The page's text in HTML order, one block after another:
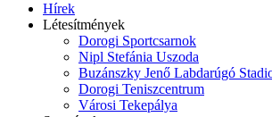
Hírek
Létesítmények
Dorogi Sportcsarnok
Nipl Stefánia Uszoda
Buzánszky Jenő Labdarúgó
Dorogi Teniszcentrum
Városi Tekepálya